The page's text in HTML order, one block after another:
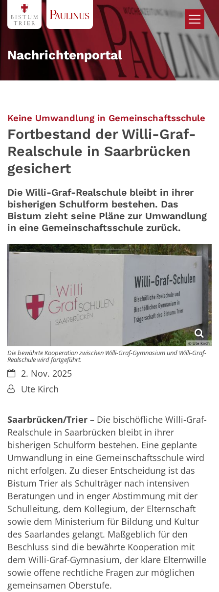
Zum Inhalt springen
Nachrichtenportal
Keine Umwandlung in Gemeinschaftsschule
Fortbestand der Willi-Graf-
Realschule in Saarbrücken
gesichert
Die Willi-Graf-Realschule bleibt in ihrer
bisherigen Schulform bestehen. Das
Bistum zieht seine Pläne zur Umwandlung
in eine Gemeinschaftsschule zurück.
© Ute Kirch
Die bewährte Kooperation zwischen Willi-Graf-Gymnasium und Willi-Graf-
Realschule wird fortgeführt.
Datum:2. Nov. 2025
Von:Ute Kirch
Saarbrücken/Trier – Die bischöfliche Willi-Graf-
Realschule in Saarbrücken bleibt in ihrer
bisherigen Schulform bestehen. Eine geplante
Umwandlung in eine Gemeinschaftsschule wird
nicht erfolgen. Zu dieser Entscheidung ist das
Bistum Trier als Schulträger nach intensiven
Beratungen und in enger Abstimmung mit der
Schulleitung, dem Kollegium, der Elternschaft
sowie dem Ministerium für Bildung und Kultur
des Saarlandes gelangt. Maßgeblich für den
Beschluss sind die bewährte Kooperation mit
dem Willi-Graf-Gymnasium, der klare Elternwille
sowie offene rechtliche Fragen zur möglichen
gemeinsamen Oberstufe.